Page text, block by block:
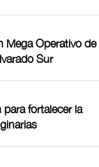
Mega Operativo de
Sur
para fortalecer la